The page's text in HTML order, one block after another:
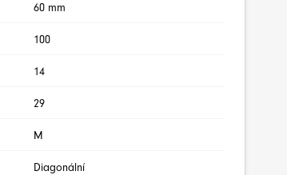
60 mm
100
14
29
M
Diagonální